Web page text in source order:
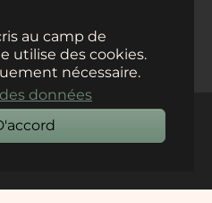
au camp de
utilise des cookies.
nécessaire.
données